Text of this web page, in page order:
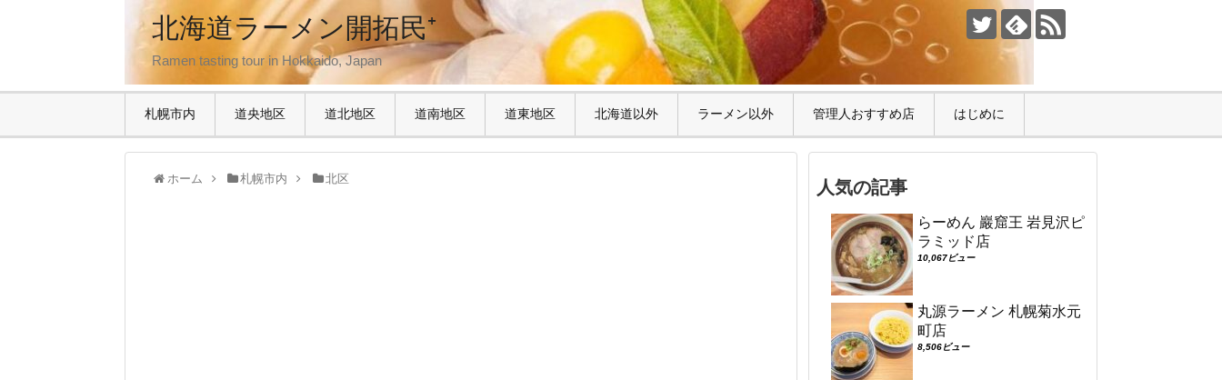
北海道ラーメン開拓民⁺
Ramen tasting tour in Hokkaido, Japan
札幌市内 道央地区 道北地区 道南地区 道東地区 北海道以外 ラーメン以外 管理人おすすめ店 はじめに
ホーム 札幌市内 北区 人気の記事
らーめん 巖窟王 岩見沢ピ
ラミッド店
10,067ビュー
丸源ラーメン 札幌菊水元
町店
8,506ビュー